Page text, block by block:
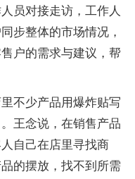
员对接走访，工作人
步整体的市场情况，
户的需求与建议，帮
不少产品用爆炸贴写
王念说，在销售产品
自己在店里寻找商
的摆放，找不到所需